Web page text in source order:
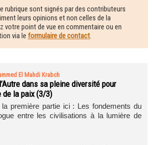
rubrique sont signés par des contributeurs
leurs opinions et non celles de la
votre point de vue en commentaire ou en
via le formulaire de contact.
El Mahdi Krabch
dans sa pleine diversité pour
la paix (3/3)
la première partie ici : Les fondements du
entre les civilisations à la lumière de